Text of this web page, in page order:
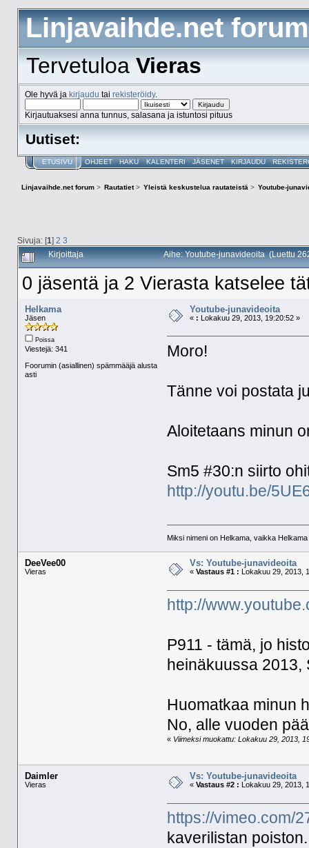
Linjavaihde.net forum
TervetuloaVieras
Ole hyvä ja kirjaudu tai rekisteröidy.
Kirjautuaksesi anna tunnus, salasana ja istuntosi pituus
Uutiset:
ETUSIVU OHJEET HAKU KALENTERI JÄSENET KIRJAUDU
Linjavaihde.net forum> Rautatiet> Yleistä keskustelua rautateistä > Youtube-
Sivuja: [1] 2 3
Kirjoittaja Aihe: Youtube-junavideoita (Luettu
0 jäsentä ja 2 Vierasta katselee
Helkama
Jäsen
Poissa
Viestejä: 341
Foorumin (asiallinen) spämmääjä alusta
asti
Youtube-junavideoita
« : Lokakuu 29, 2013, 19:20:52 »
Moro!
Tänne voi postata
Aloitetaans minun
Sm5 #30:n siirto
http://youtu.be/
Miksi nimeni on Helkama, vaikka
DeeVee00
Vieras
Vs: Youtube-junavideoita
« Vastaus #1 : Lokakuu 29, 2013,
http://
P911 - tämä, jo
heinäkuussa 2013,
Huomatkaa minun
No, alle vuoden
« Viimeksi muokattu: Lokakuu 29, 2013,
Daimler
Vieras
Vs: Youtube-junavideoita
« Vastaus #2 : Lokakuu 29, 2013,
https://vimeo.com/
kaverilistan poiston.